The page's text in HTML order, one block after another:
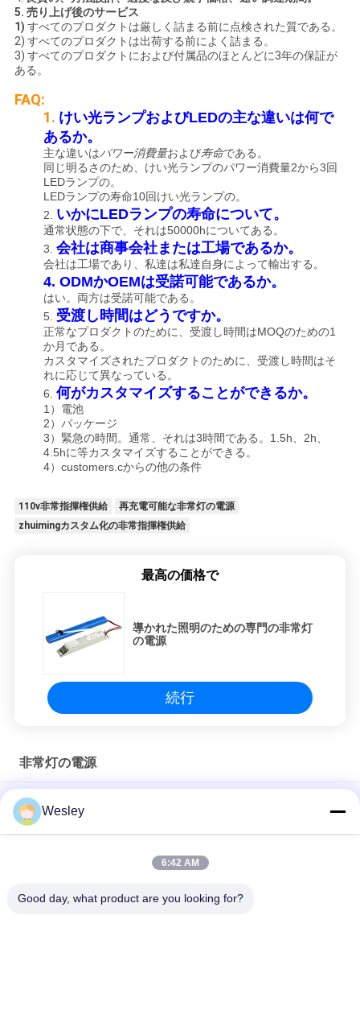
5. 売り上げ後のサービス
1) すべてのプロダクトは厳しく詰まる前に点検された質である。
2) すべてのプロダクトは出荷する前によく詰まる。
3) すべてのプロダクトにおよび付属品のほとんどに3年の保証が
ある。
FAQ:
1. けい光ランプおよびLEDの主な違いは何で
あるか。
主な違いはパワー消費量および寿命である。
同じ明るさのため、けい光ランプのパワー消費量2から3回
LEDランプの。
LEDランプの寿命10回けい光ランプの。
2. いかにLEDランプの寿命について。
通常状態の下で、それは50000hについてある。
3.会社は商事会社または工場であるか。
会社は工場であり、私達は私達自身によって輸出する。
4. ODMかOEMは受諾可能であるか。
はい。両方は受諾可能である。
5. 受渡し時間はどうですか。
正常なプロダクトのために、受渡し時間はMOQのための1
か月である。
カスタマイズされたプロダクトのために、受渡し時間はそ
れに応じて異なっている。
6.何がカスタマイズすることができるか。
1）電池
2）パッケージ
3）緊急の時間。通常、それは3時間である。1.5h、2h、
4.5hに等カスタマイズすることができる。
4）customers.cからの他の条件
110v非常指揮権供給
再充電可能な非常灯の電源
zhuimingカスタム化の非常指揮権供給
最高の価格で
導かれた照明のための専門の非常灯
の電源
続行
非常灯の電源
再充電可能な李イオン電池が付いている1-45W LEDの非常灯の
電源Wesley
6:42 AM
Good day, what product are you looking for?